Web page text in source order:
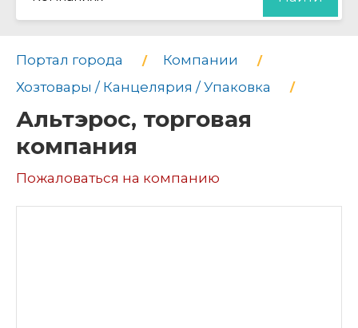
Портал города
Компании
Хозтовары / Канцелярия / Упаковка
Альтэрос, торговая
компания
Пожаловаться на компанию